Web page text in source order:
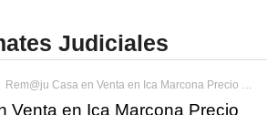
Judiciales
Rem@ju Casa en Venta en Ica Marcona Precio Base S/ 3996315
Venta en Ica Marcona Precio